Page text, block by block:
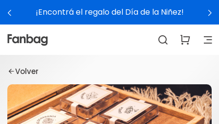
¡Encontrá el regalo del Día de la Niñez!
Volver